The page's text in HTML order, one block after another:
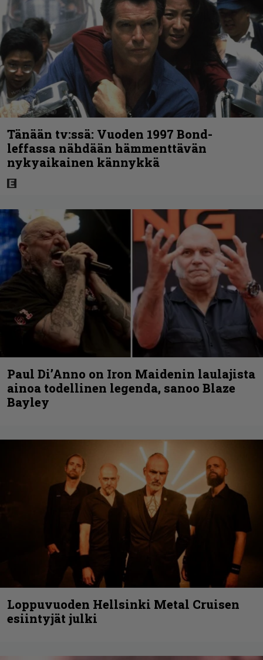
Tänään tv:ssä: Vuoden 1997 Bond-
leffassa nähdään hämmenttävän
nykyaikainen kännykkä
Paul Di’Anno on Iron Maidenin laulajista
ainoa todellinen legenda, sanoo Blaze
Bayley
Loppuvuoden Hellsinki Metal Cruisen
esiintyjät julki